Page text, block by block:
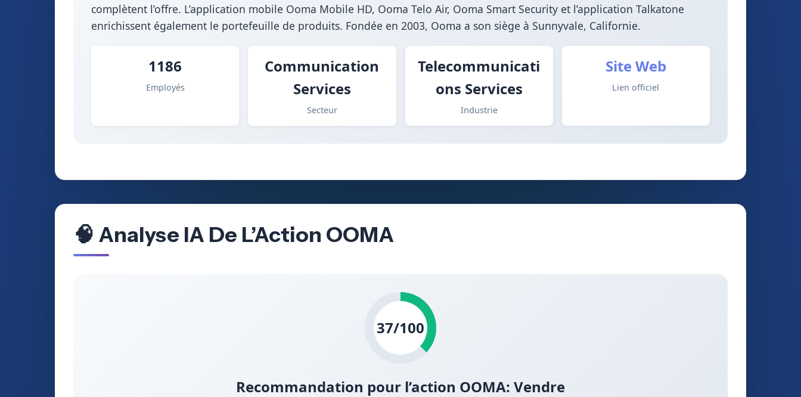
complètent l’offre. L’application mobile Ooma Mobile HD, Ooma Telo Air, Ooma Smart Security et l’application Talkatone
enrichissent également le portefeuille de produits. Fondée en 2003, Ooma a son siège à Sunnyvale, Californie.
1186
Employés
Communication
Services
Secteur
Telecommunicati
ons Services
Industrie
Site Web
Lien officiel
🧠 Analyse IA De L’Action OOMA
37/100
Recommandation pour l’action OOMA: Vendre